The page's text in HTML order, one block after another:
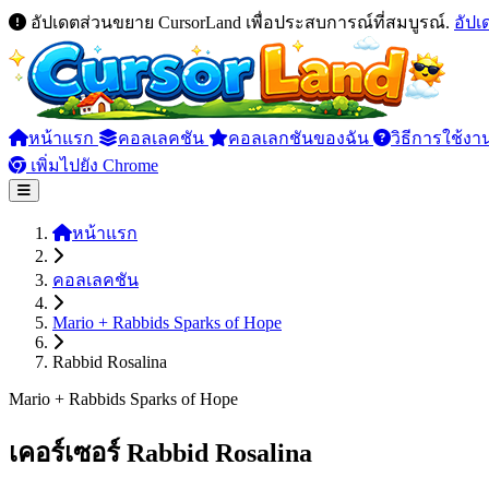
อัปเดตส่วนขยาย CursorLand เพื่อประสบการณ์ที่สมบูรณ์. อัปเ
หน้าแรก คอลเลคชัน คอลเลกชันของฉัน
วิธีการใช้งา
เพิ่มไปยัง Chrome
หน้าแรก
คอลเลคชัน
Mario + Rabbids Sparks of Hope
Rabbid Rosalina
Mario + Rabbids Sparks of Hope
เคอร์เซอร์ Rabbid Rosalina